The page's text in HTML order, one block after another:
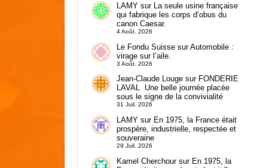
LAMYsur
La seule usine française
qui fabrique les corps d’obus du
canon Caesar.
4 Août. 2026
Le Fondu SuissesurAutomobile :
virage sur l’aile.
3 Août. 2026
Jean-Claude Lougesur FONDERIE
LAVAL Une belle journée placée
sous le signe de la convivialité
31 Juil. 2026
LAMYsur En 1975, la France était
prospère, industrielle, respectée et
souveraine
29 Juil. 2026
Kamel Cherchoursur En 1975, la